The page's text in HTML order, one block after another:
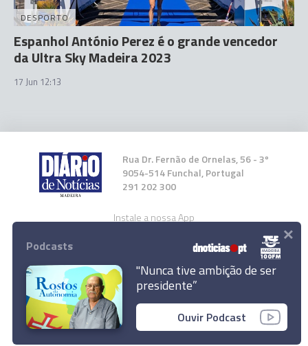
DESPORTO
Espanhol António Perez é o grande vencedor
da Ultra Sky Madeira 2023
17 Jun 12:13
Rua Dr. Fernão de Ornelas, 56 - 3º
9054-514 Funchal, Portugal
291 202 300
Instale a nossa App
© 2023 Empresa Diário de Notícias, Lda.
Todos os direitos reservados.
Podcasts
"Nunca tive ambição de ser
presidente”
Ouvir Podcast
×